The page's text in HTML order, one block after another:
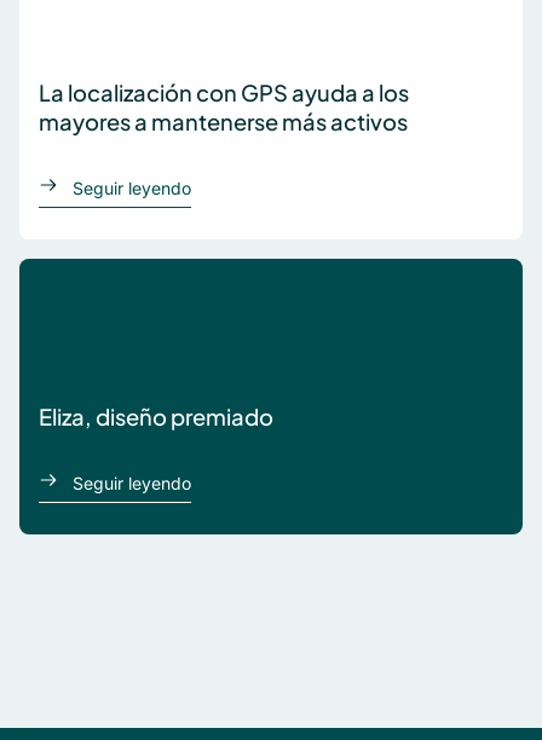
La localización con GPS ayuda a los
mayores a mantenerse más activos
Seguir leyendoacerca de La localización con GPS ayuda
Eliza, diseño premiado
Seguir leyendoacerca de Eliza, diseño premiado